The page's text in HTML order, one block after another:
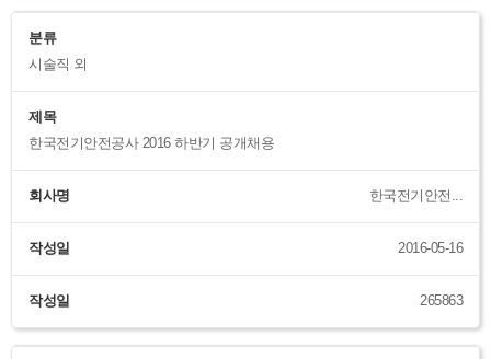
분류
시술직 외
제목
한국전기안전공사 2016 하반기 공개채용
회사명 한국전기안전...
작성일 2016-05-16
작성일 265863